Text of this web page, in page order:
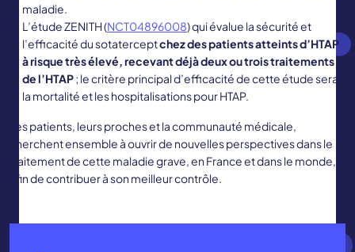
maladie.
L’étude ZENITH (NCT04896008) qui évalue la sécurité et
l’efficacité du sotaterceptchez des patients atteints d’HTAP
à risque très élevé, recevant déjà deux ou trois traitements
de l’HTAP; le critère principal d’efficacité de cette étude sera
la mortalité et les hospitalisations pour HTAP.
Les patients, leurs proches et la communauté médicale,
cherchent ensemble à ouvrir de nouvelles perspectives dans le
traitement de cette maladie grave, en France et dans le monde,
afin de contribuer à son meilleur contrôle.